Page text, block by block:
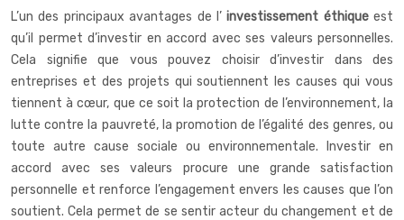
L’un des principaux avantages de l’investissement éthique est
qu’il permet d’investir en accord avec ses valeurs personnelles.
Cela signifie que vous pouvez choisir d’investir dans des
entreprises et des projets qui soutiennent les causes qui vous
tiennent à cœur, que ce soit la protection de l’environnement, la
lutte contre la pauvreté, la promotion de l’égalité des genres, ou
toute autre cause sociale ou environnementale. Investir en
accord avec ses valeurs procure une grande satisfaction
personnelle et renforce l’engagement envers les causes que l’on
soutient. Cela permet de se sentir acteur du changement et de